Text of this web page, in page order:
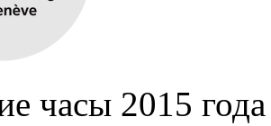
часы 2015 года